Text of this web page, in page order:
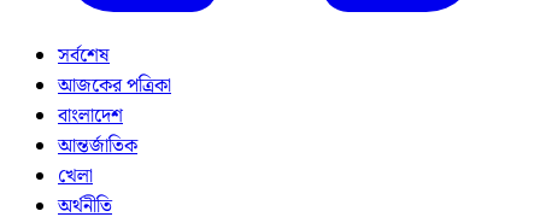
সর্বশেষ
আজকের পত্রিকা
বাংলাদেশ
আন্তর্জাতিক
খেলা
অর্থনীতি